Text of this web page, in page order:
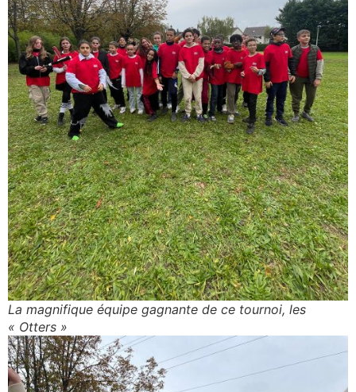
La magnifique équipe gagnante de ce tournoi, les
« Otters »